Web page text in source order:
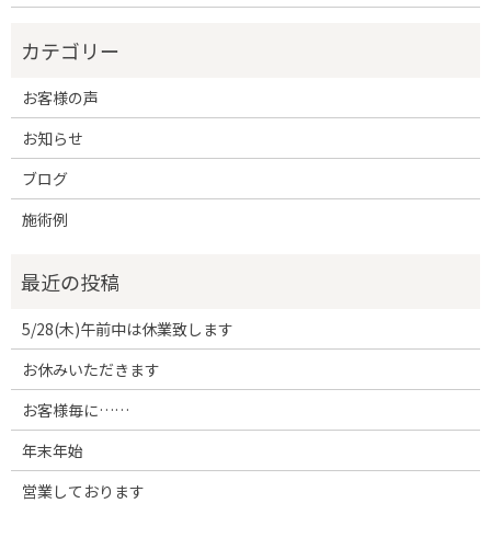
お客様の声
お知らせ
ブログ
施術例
5/28(木)午前中は休業致します
お休みいただきます
お客様毎に……
年末年始
営業しております